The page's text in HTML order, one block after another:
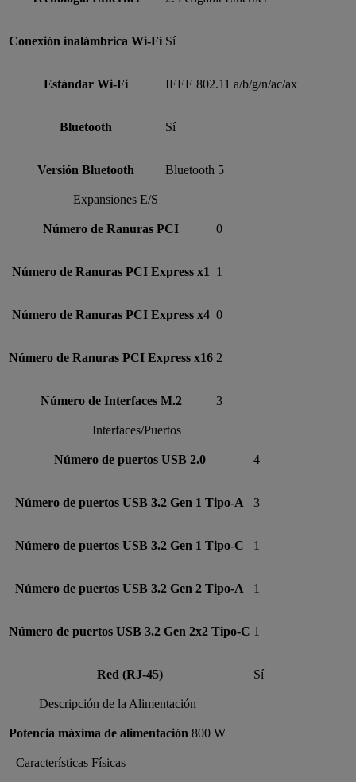
Conexión inalámbrica Wi-Fi Sí
Estándar Wi-Fi IEEE 802.11 a/b/g/n/ac/ax
Bluetooth Sí
Versión Bluetooth Bluetooth 5
Expansiones E/S
Número de Ranuras PCI 0
Número de Ranuras PCI Express x1 1
Número de Ranuras PCI Express x4 0
Número de Ranuras PCI Express x16 2
Número de Interfaces M.2 3
Interfaces/Puertos
Número de puertos USB 2.0 4
Número de puertos USB 3.2 Gen 1 Tipo-A 3
Número de puertos USB 3.2 Gen 1 Tipo-C 1
Número de puertos USB 3.2 Gen 2 Tipo-A 1
Número de puertos USB 3.2 Gen 2x2 Tipo-C 1
Red (RJ-45) Sí
Descripción de la Alimentación
Potencia máxima de alimentación 800 W
Características Físicas